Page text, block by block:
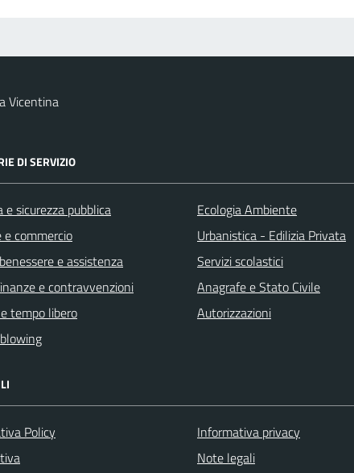
Vicentina
DI SERVIZIO
e sicurezza pubblica
e commercio
e assistenza
e contravvenzioni
tempo libero
Ecologia Ambiente
Urbanistica - Edilizia Privata
Servizi scolastici
Anagrafe e Stato Civile
Autorizzazioni
Policy
Informativa privacy
Note legali